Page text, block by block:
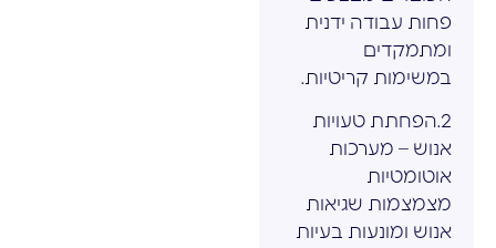
פחות עבודה ידנית
ומתמקדים
במשימות קריטיות.
2.הפחתת טעויות
אנוש – מערכות
אוטומטיות
מצמצמות שגיאות
אנוש ומונעות בעיות